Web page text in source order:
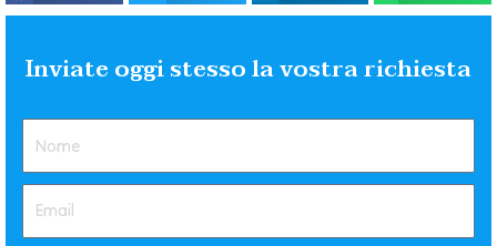
Inviate oggi stesso la vostra richiesta